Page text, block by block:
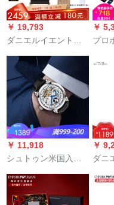
￥ 19,793
ダニエルイエント
DW（Daniel
Wellington）dw腕時
計男性腕時計女性フ
ューチャー腕時計40
MM男性時計+28 MM
女性時計
￥
プロ
男性
動機
超薄
ブ
証
￥ 11,918
シュトゥン米国入力
の腕時計男性全自動
機械式時計日月星象
￥
ダニ
计34
ゴ